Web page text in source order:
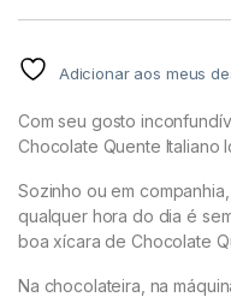
Adicionar aos meus
Com seu gosto
Chocolate Quente Italiano
Sozinho ou em
qualquer hora do dia é
boa xícara de Chocolate
Na chocolateira, na